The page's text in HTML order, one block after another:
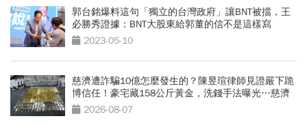
郭台銘爆料這句「獨立的台灣政府」讓BNT被擋，王
必勝秀證據：BNT大股東給郭董的信不是這樣寫
2023-05-10
慈濟遭詐騙10億怎麼發生的？陳昱瑄律師見證嚴下跪
博信任！豪宅藏158公斤黃金，洗錢手法曝光…慈濟
回應了
2026-08-07